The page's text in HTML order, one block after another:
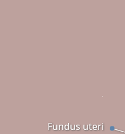
Fundus uteri